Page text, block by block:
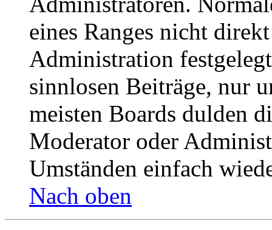
eines Ranges nicht
Administration
sinnlosen Beiträge, nur
meisten Boards dulden
Moderator oder
Umständen einfach
Nach oben